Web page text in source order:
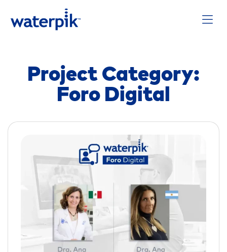
Project Category:
Foro Digital